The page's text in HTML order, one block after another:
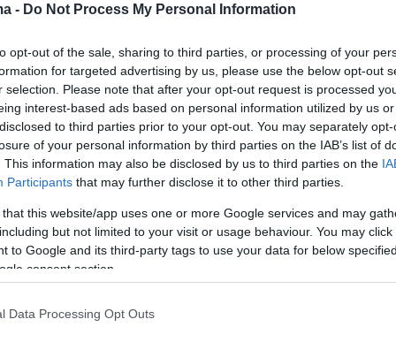
- Do Not Process My Personal Information
opt-out of the sale, sharing to third parties, or processing of your
for targeted advertising by us, please use the below opt-out
selection. Please note that after your opt-out request is processed
interest-based ads based on personal information utilized by us
to third parties prior to your opt-out. You may separately
of your personal information by third parties on the IAB’s list of
This information may also be disclosed by us to third parties on the
Participants that may further disclose it to other third parties.
that this website/app uses one or more Google services and may
but not limited to your visit or usage behaviour. You may
to Google and its third-party tags to use your data for below
consent section.
Data Processing Opt Outs
έκλεινε τα 90 - Χρόνια πολλά
μου, στον πιο ξεχωριστό
έγραψε η ηθοποιός
ηθοποιός έφυγε από τη ζωή στις 3 Νοεμβρίου του
89 ετών
Ντερν για Ντάιαν Λαντ:
υπέροχη μητέρα για την
χαρισματική κόρη μας